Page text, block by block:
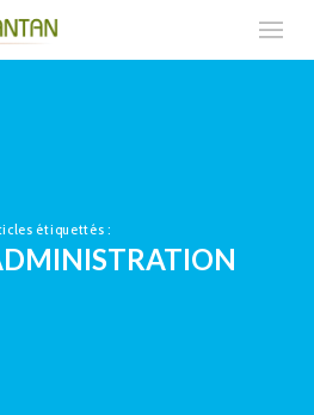
étiquettés :